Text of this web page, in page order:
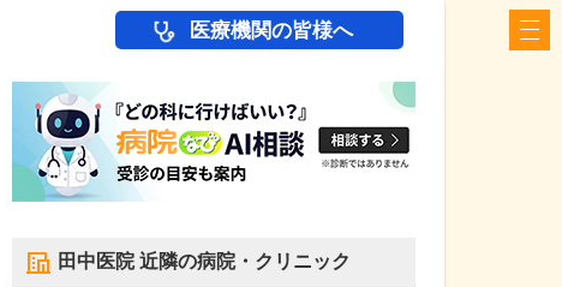
医療機関の皆様へ
田中医院近隣の病院・クリニック